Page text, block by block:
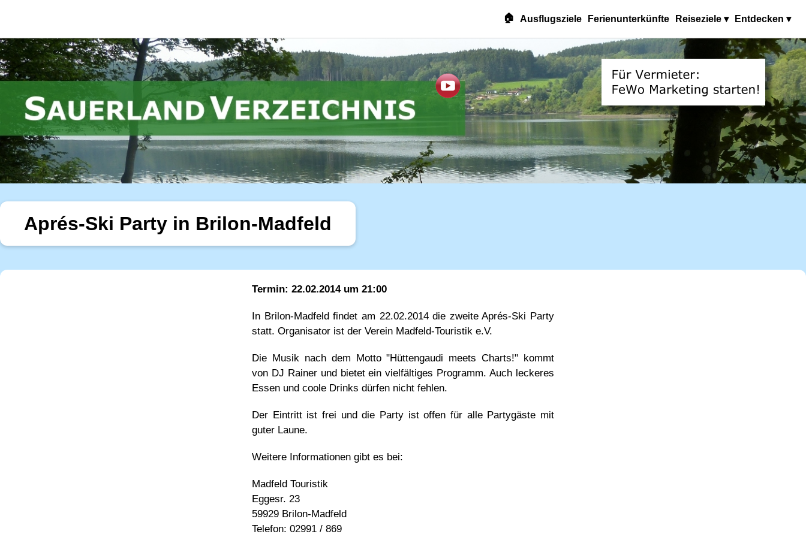
🏠 Ausflugsziele Ferienunterkünfte Reiseziele ▾ Entdecken ▾
Aprés-Ski Party in Brilon-Madfeld
Termin: 22.02.2014 um 21:00
In Brilon-Madfeld findet am 22.02.2014 die zweite Aprés-Ski Party
statt. Organisator ist der Verein Madfeld-Touristik e.V.
Die Musik nach dem Motto "Hüttengaudi meets Charts!" kommt
von DJ Rainer und bietet ein vielfältiges Programm. Auch leckeres
Essen und coole Drinks dürfen nicht fehlen.
Der Eintritt ist frei und die Party ist offen für alle Partygäste mit
guter Laune.
Weitere Informationen gibt es bei:
Madfeld Touristik
Eggesr. 23
59929 Brilon-Madfeld
Telefon: 02991 / 869